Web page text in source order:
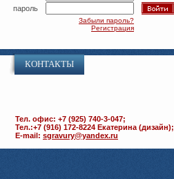
пароль
Забыли пароль?
Регистрация
КОНТАКТЫ
Тел. офис: +7 (925) 740-3-047;
Тел.:+7 (916) 172-8224 Екатерина (дизайн);
E-mail: sgravury@yandex.ru